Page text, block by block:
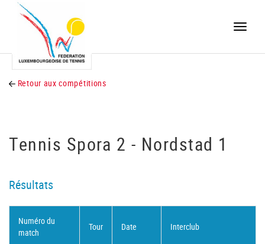
Toggle
Retour aux compétitions
Tennis Spora 2 - Nordstad 1
Résultats
Numéro du
match
Tour Date Interclub